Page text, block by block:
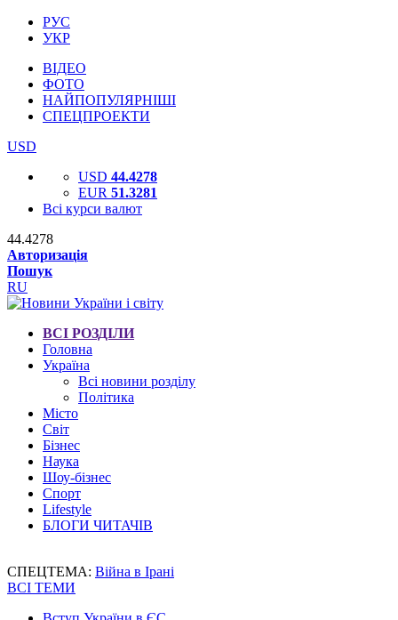
РУС
УКР
ВІДЕО
ФОТО
НАЙПОПУЛЯРНІШІ
СПЕЦПРОЕКТИ
USD
USD 44.4278
EUR 51.3281
Всі курси валют
44.4278
Авторизація
Пошук
RU
ВСІ РОЗДІЛИ
Головна
Україна
Всі новини розділу
Політика
Місто
Світ
Бізнес
Наука
Шоу-бізнес
Спорт
Lifestyle
БЛОГИ ЧИТАЧІВ
СПЕЦТЕМА: Війна в Ірані
ВСІ ТЕМИ